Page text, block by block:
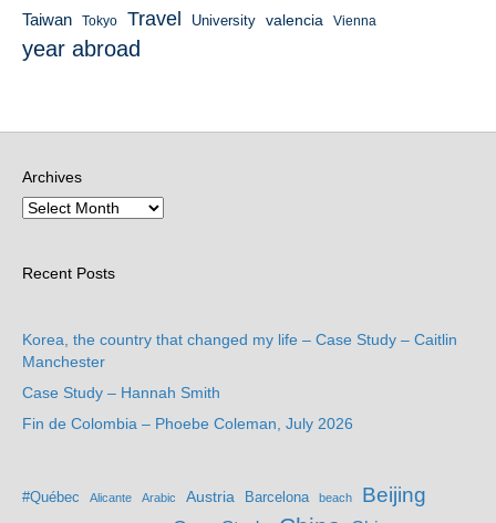
Taiwan Tokyo Travel University valencia Vienna
year abroad
Archives
Recent Posts
Korea, the country that changed my life – Case Study – Caitlin
Manchester
Case Study – Hannah Smith
Fin de Colombia – Phoebe Coleman, July 2026
#Québec Alicante Arabic Austria Barcelona beach Beijing